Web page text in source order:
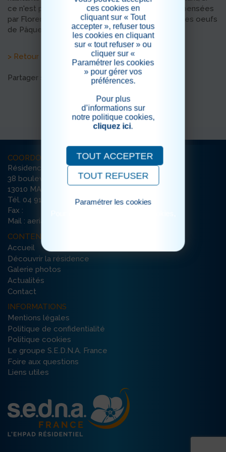
ce n'est plus, les séances de Yoga sur chaise dispensées
par Florence. Un joli mélange de pratiques, avec les oeufs
de Pâques qui fleurissent sur le gazon mural...
> Retour aux actualités
Partager sur les réseaux sociaux
COORDONNÉES
Résidence Aéria
38 boulevard Meissel
13010 MARSEILLE
Tél. 04 91 45 82 00
Fax :
Mail : aeria-marseille@ehpad-sedna.fr
CONTENU DU SITE
Accueil
Découvrir la résidence
Galerie photos
Actualités
Contact
INFORMATIONS
Mentions légales
Politique de confidentialité
Politique cookies
Le groupe S.E.D.N.A. France
Foire aux questions
Liens utiles
ces cookies en
cliquant sur « Tout
accepter », refuser tous
les cookies en cliquant
sur « tout refuser » ou
cliquer sur «
Paramétrer les cookies
» pour gérer vos
préférences.
Pour plus
d’informations sur
notre politique cookies,
cliquez ici.
TOUT ACCEPTER
TOUT REFUSER
Paramétrer les cookies